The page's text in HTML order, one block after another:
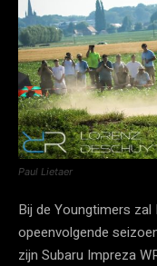
Paul Lietaer
Bij de Youngtimers
opeenvolgende
zijn Subaru Impreza